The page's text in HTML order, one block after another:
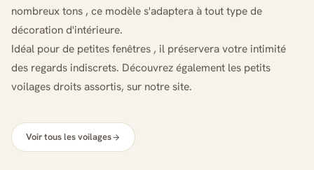
nombreux tons , ce modèle s'adaptera à tout type de
décoration d'intérieure.
Idéal pour de petites fenêtres , il préservera votre intimité
des regards indiscrets. Découvrez également les petits
voilages droits assortis, sur notre site.
Voir tous les voilages